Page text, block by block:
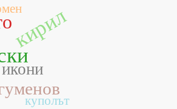
кирил
икони
куполът